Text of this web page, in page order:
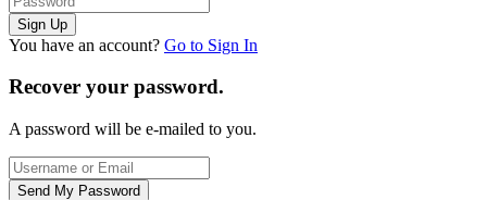
You have an account? Go to Sign In
Recover your password.
A password will be e-mailed to you.